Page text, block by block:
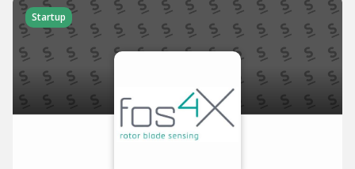
Startup